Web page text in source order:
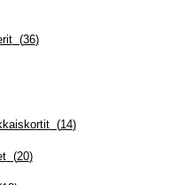
(36)
(14)
(20)